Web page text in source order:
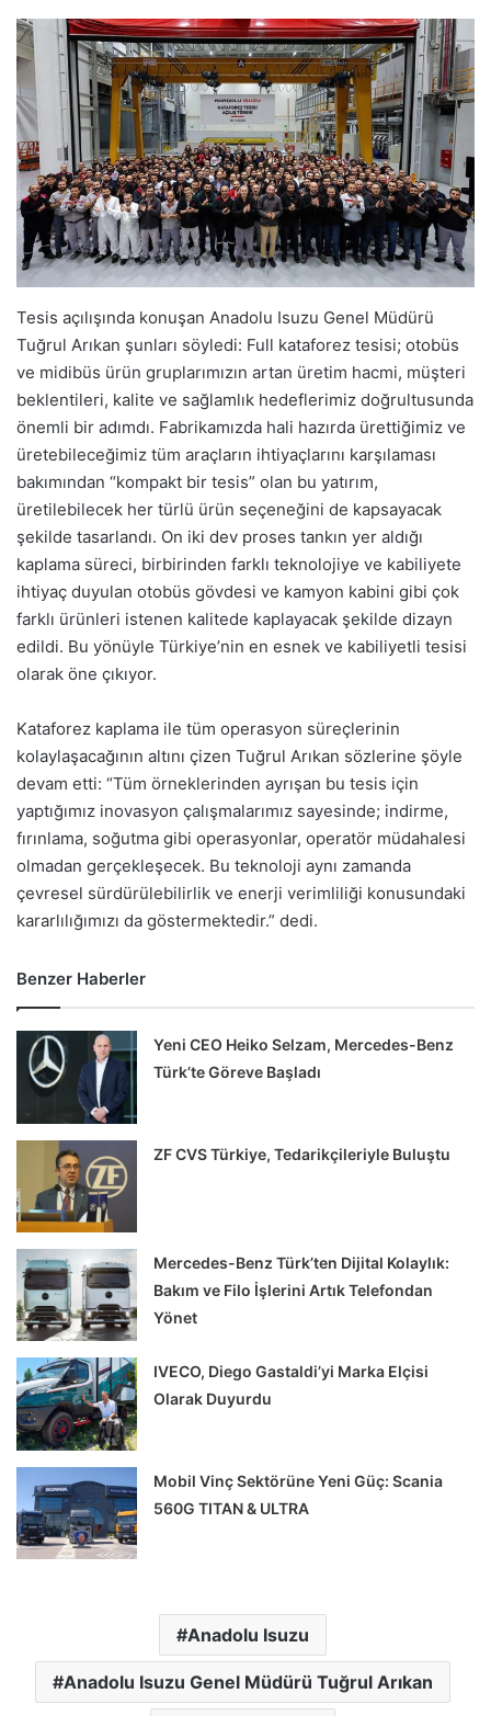
Tesis açılışında konuşan Anadolu Isuzu Genel Müdürü
Tuğrul Arıkan şunları söyledi: Full kataforez tesisi; otobüs
ve midibüs ürün gruplarımızın artan üretim hacmi, müşteri
beklentileri, kalite ve sağlamlık hedeflerimiz doğrultusunda
önemli bir adımdı. Fabrikamızda hali hazırda ürettiğimiz ve
üretebileceğimiz tüm araçların ihtiyaçlarını karşılaması
bakımından “kompakt bir tesis” olan bu yatırım,
üretilebilecek her türlü ürün seçeneğini de kapsayacak
şekilde tasarlandı. On iki dev proses tankın yer aldığı
kaplama süreci, birbirinden farklı teknolojiye ve kabiliyete
ihtiyaç duyulan otobüs gövdesi ve kamyon kabini gibi çok
farklı ürünleri istenen kalitede kaplayacak şekilde dizayn
edildi. Bu yönüyle Türkiye’nin en esnek ve kabiliyetli tesisi
olarak öne çıkıyor.
Kataforez kaplama ile tüm operasyon süreçlerinin
kolaylaşacağının altını çizen Tuğrul Arıkan sözlerine şöyle
devam etti: “Tüm örneklerinden ayrışan bu tesis için
yaptığımız inovasyon çalışmalarımız sayesinde; indirme,
fırınlama, soğutma gibi operasyonlar, operatör müdahalesi
olmadan gerçekleşecek. Bu teknoloji aynı zamanda
çevresel sürdürülebilirlik ve enerji verimliliği konusundaki
kararlılığımızı da göstermektedir.” dedi.
Benzer Haberler
Yeni CEO Heiko Selzam, Mercedes-Benz
Türk’te Göreve Başladı
ZF CVS Türkiye, Tedarikçileriyle Buluştu
Mercedes-Benz Türk’ten Dijital Kolaylık:
Bakım ve Filo İşlerini Artık Telefondan
Yönet
IVECO, Diego Gastaldi’yi Marka Elçisi
Olarak Duyurdu
Mobil Vinç Sektörüne Yeni Güç: Scania
560G TITAN & ULTRA
Anadolu Isuzu
Anadolu Isuzu Genel Müdürü Tuğrul Arıkan